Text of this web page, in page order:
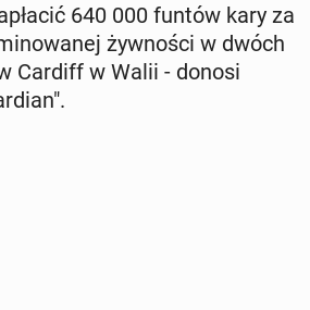
640 000 funtów kary za
żyw­no­ści w dwóch
Cardiff w Walii - donosi